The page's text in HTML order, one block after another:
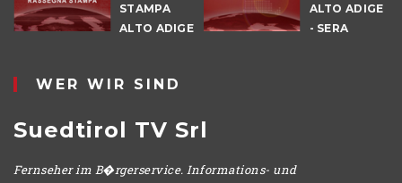
STAMPA
ALTO ADIGE
ALTO ADIGE
- SERA
WER WIR SIND
Suedtirol TV Srl
Fernseher im B�rgerservice. Informations- und